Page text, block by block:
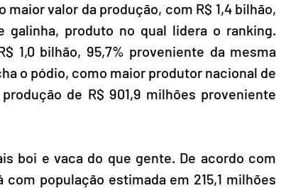
maior valor da produção, com R$ 1,4 bilhão,
galinha, produto no qual lidera o ranking.
1,0 bilhão, 95,7% proveniente da mesma
o pódio, como maior produtor nacional de
de R$ 901,9 milhões proveniente
boi e vaca do que gente. De acordo com
população estimada em 215,1 milhões